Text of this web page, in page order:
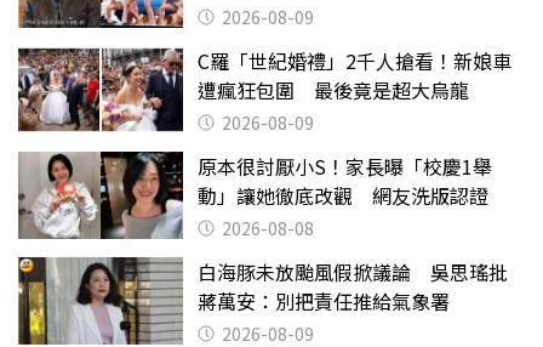
2026-08-09
C羅「世紀婚禮」2千人搶看！新娘車
遭瘋狂包圍 最後竟是超大烏龍
2026-08-09
原本很討厭小S！家長曝「校慶1舉
動」讓她徹底改觀 網友洗版認證
2026-08-08
白海豚未放颱風假掀議論 吳思瑤批
蔣萬安：別把責任推給氣象署
2026-08-09